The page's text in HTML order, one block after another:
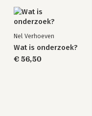
Nel Verhoeven
Wat is onderzoek?
€ 56,50